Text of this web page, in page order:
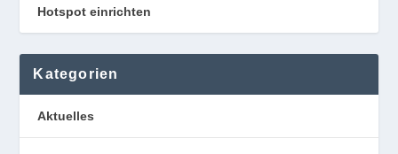
Hotspot einrichten
Kategorien
Aktuelles